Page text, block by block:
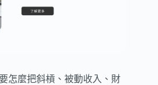
怎麼把斜槓、被動收入、財